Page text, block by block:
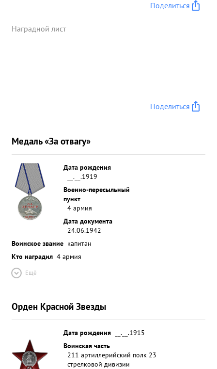
Поделиться
Наградной лист
Поделиться
Медаль «За отвагу»
Дата рождения
__.__.1919
Военно-пересыльный
пункт
4 армия
Дата документа
24.06.1942
Воинское звание капитан
Кто наградил 4 армия
Ещё
Орден Красной Звезды
Дата рождения
__.__.1915
Воинская часть
211 артиллерийский полк 23
стрелковой дивизии